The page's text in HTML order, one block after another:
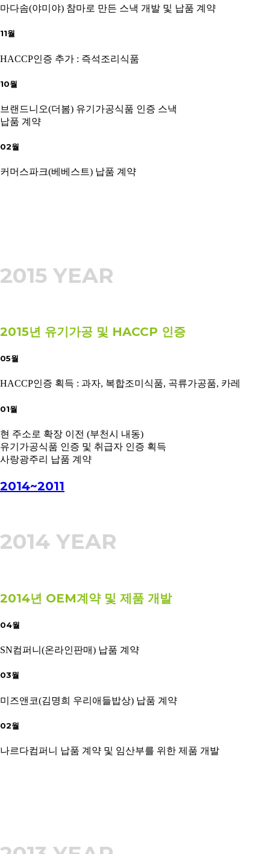
마다솜(야미야) 참마로 만든 스낵 개발 및 납품 계약
11월
HACCP인증 추가 : 즉석조리식품
10월
브랜드니오(더봄) 유기가공식품 인증 스낵
납품 계약
02월
커머스파크(베베스트) 납품 계약
2015 YEAR
2015년 유기가공 및 HACCP 인증
05월
HACCP인증 획득 : 과자, 복합조미식품, 곡류가공품, 카레
01월
현 주소로 확장 이전 (부천시 내동)
유기가공식품 인증 및 취급자 인증 획득
사랑광주리 납품 계약
2014~2011
2014 YEAR
2014년 OEM계약 및 제품 개발
04월
SN컴퍼니(온라인판매) 납품 계약
03월
미즈앤코(김명희 우리애들밥상) 납품 계약
02월
나르다컴퍼니 납품 계약 및 임산부를 위한 제품 개발